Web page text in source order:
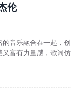
伦
音乐融合在一起，
富有力量感，歌词